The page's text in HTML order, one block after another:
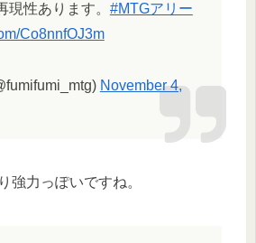
現性あります。 #MTGアリー
Co8nnfOJ3m
November 4,
強力っぽいですね。